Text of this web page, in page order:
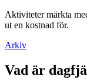
Aktiviteter märkta
ut en kostnad för.
Arkiv
Vad är